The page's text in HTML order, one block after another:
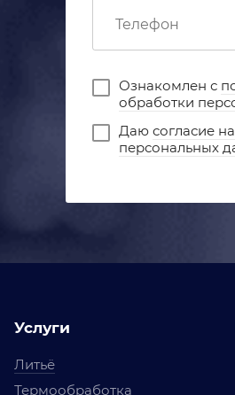
Ознакомлен с
обработки
Даю согласие
персональных
Услуги
Литьё
Термообработка